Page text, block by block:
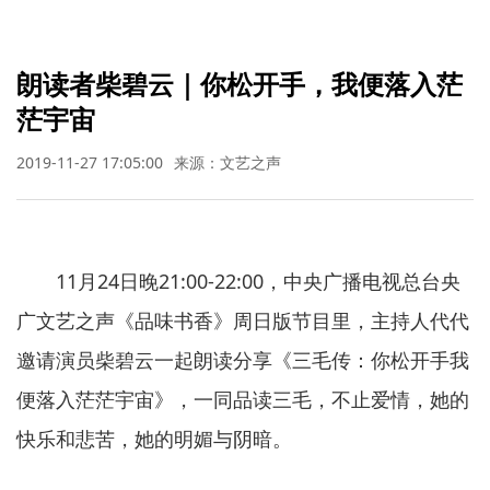
朗读者柴碧云｜你松开手，我便落入茫
茫宇宙
2019-11-27 17:05:00 来源：文艺之声
11月24日晚21:00-22:00，中央广播电视总台央
广文艺之声《品味书香》周日版节目里，主持人代代
邀请演员柴碧云一起朗读分享《三毛传：你松开手我
便落入茫茫宇宙》， 一同品读三毛，不止爱情，她的
快乐和悲苦，她的明媚与阴暗。